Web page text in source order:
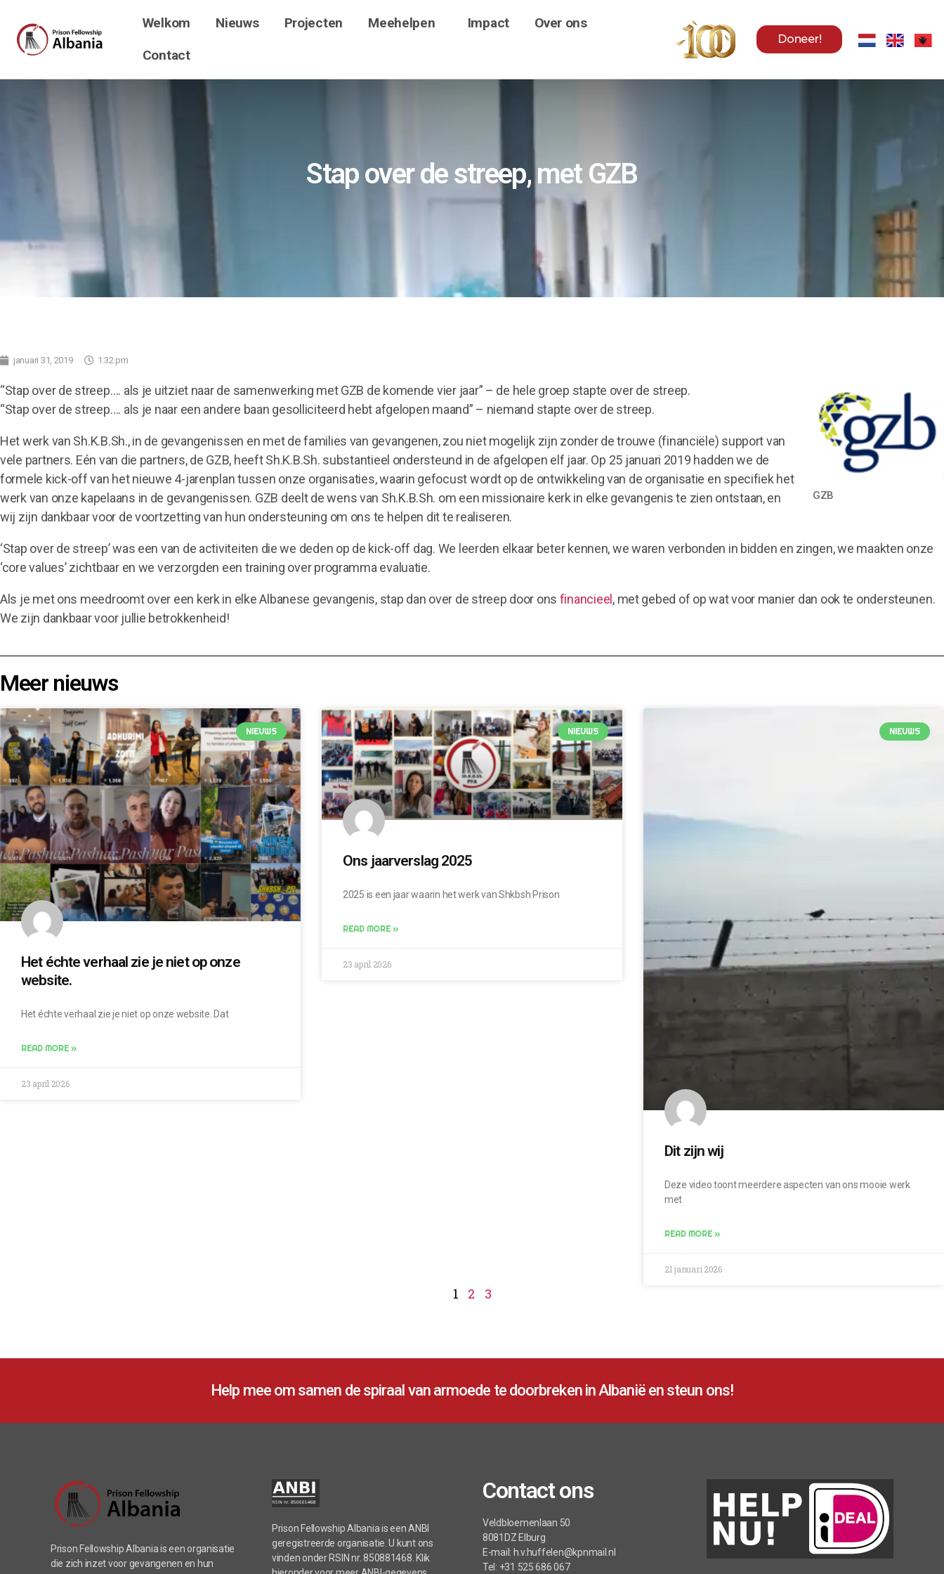
Welkom Nieuws Projecten Meehelpen Impact
Over ons
Contact
Doneer!
Stap over de streep, met GZB
januari 31, 2019 1:32 pm
GZB
“Stap over de streep…. als je uitziet naar de samenwerking met GZB de komende vier jaar” – de hele groep stapte over de streep.
“Stap over de streep…. als je naar een andere baan gesolliciteerd hebt afgelopen maand” – niemand stapte over de streep.
Het werk van Sh.K.B.Sh., in de gevangenissen en met de families van gevangenen, zou niet mogelijk zijn zonder de trouwe (financiële) support van
vele partners. Eén van die partners, de GZB, heeft Sh.K.B.Sh. substantieel ondersteund in de afgelopen elf jaar. Op 25 januari 2019 hadden we de
formele kick-off van het nieuwe 4-jarenplan tussen onze organisaties, waarin gefocust wordt op de ontwikkeling van de organisatie en specifiek het
werk van onze kapelaans in de gevangenissen. GZB deelt de wens van Sh.K.B.Sh. om een missionaire kerk in elke gevangenis te zien ontstaan, en
wij zijn dankbaar voor de voortzetting van hun ondersteuning om ons te helpen dit te realiseren.
‘Stap over de streep’ was een van de activiteiten die we deden op de kick-off dag. We leerden elkaar beter kennen, we waren verbonden in bidden en zingen, we maakten onze
‘core values’ zichtbaar en we verzorgden een training over programma evaluatie.
Als je met ons meedroomt over een kerk in elke Albanese gevangenis, stap dan over de streep door ons financieel , met gebed of op wat voor manier dan ook te ondersteunen.
We zijn dankbaar voor jullie betrokkenheid!
Meer nieuws
NIEUWS
Het échte verhaal zie je niet op onze
website.
Het échte verhaal zie je niet op onze website. Dat
READ MORE »
23 april 2026
NIEUWS
Ons jaarverslag 2025
2025 is een jaar waarin het werk van Shkbsh Prison
READ MORE »
23 april 2026
NIEUWS
Dit zijn wij
Deze video toont meerdere aspecten van ons mooie werk
met
READ MORE »
21 januari 2026
1 2 3
Help mee om samen de spiraal van armoede te doorbreken in Albanië en steun ons!
Prison Fellowship Albania is een organisatie
die zich inzet voor gevangenen en hun
Prison Fellowship Albania is een ANBI
geregistreerde organisatie. U kunt ons
vinden onder RSIN nr. 850881468. Klik
Contact ons
Veldbloemenlaan 50
8081DZ Elburg
E-mail: h.v.huffelen@kpnmail.nl
Tel: +31 525 686 067